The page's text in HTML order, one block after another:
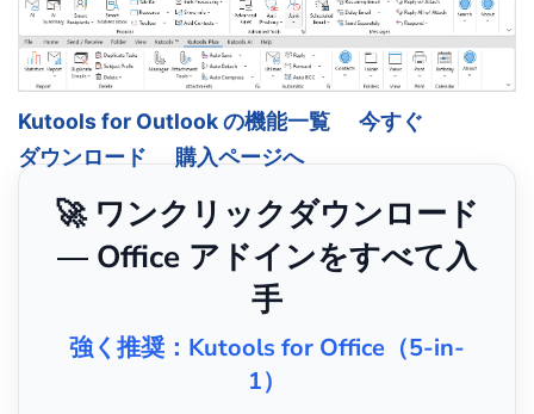
Kutools for Outlook の機能一覧
今すぐ
ダウンロード
購入ページへ
🚀 ワンクリックダウンロード
— Office アドインをすべて入
手
強く推奨：Kutools for Office（5-in-
1）